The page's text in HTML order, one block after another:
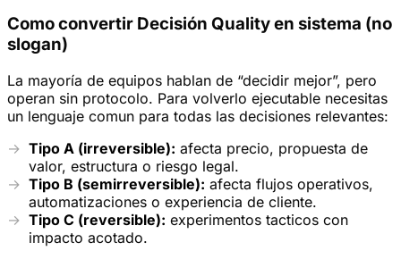
Como convertir Decisión Quality en sistema (no
slogan)
La mayoría de equipos hablan de “decidir mejor”, pero
operan sin protocolo. Para volverlo ejecutable necesitas
un lenguaje comun para todas las decisiones relevantes:
Tipo A (irreversible): afecta precio, propuesta de
valor, estructura o riesgo legal.
Tipo B (semirreversible): afecta flujos operativos,
automatizaciones o experiencia de cliente.
Tipo C (reversible): experimentos tacticos con
impacto acotado.